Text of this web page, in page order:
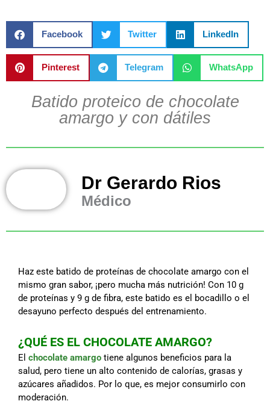
Facebook Twitter LinkedIn
Pinterest Telegram WhatsApp
Batido proteico de chocolate
amargo y con dátiles
Dr Gerardo Rios
Médico
Haz este batido de proteínas de chocolate amargo con el
mismo gran sabor, ¡pero mucha más nutrición! Con 10 g
de proteínas y 9 g de fibra, este batido es el bocadillo o el
desayuno perfecto después del entrenamiento.
¿QUÉ ES EL CHOCOLATE AMARGO?
El chocolate amargo tiene algunos beneficios para la
salud, pero tiene un alto contenido de calorías, grasas y
azúcares añadidos. Por lo que, es mejor consumirlo con
moderación.